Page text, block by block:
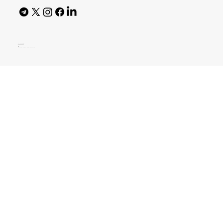
AI Policy
© 2026 High Bar Journal